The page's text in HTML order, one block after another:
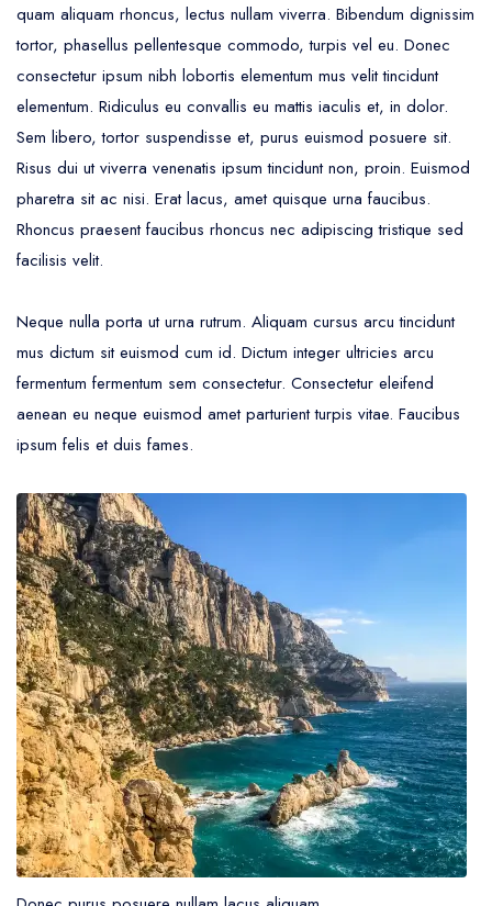
quam aliquam rhoncus, lectus nullam viverra. Bibendum dignissim
tortor, phasellus pellentesque commodo, turpis vel eu. Donec
consectetur ipsum nibh lobortis elementum mus velit tincidunt
elementum. Ridiculus eu convallis eu mattis iaculis et, in dolor.
Sem libero, tortor suspendisse et, purus euismod posuere sit.
Risus dui ut viverra venenatis ipsum tincidunt non, proin. Euismod
pharetra sit ac nisi. Erat lacus, amet quisque urna faucibus.
Rhoncus praesent faucibus rhoncus nec adipiscing tristique sed
facilisis velit.
Neque nulla porta ut urna rutrum. Aliquam cursus arcu tincidunt
mus dictum sit euismod cum id. Dictum integer ultricies arcu
fermentum fermentum sem consectetur. Consectetur eleifend
aenean eu neque euismod amet parturient turpis vitae. Faucibus
ipsum felis et duis fames.